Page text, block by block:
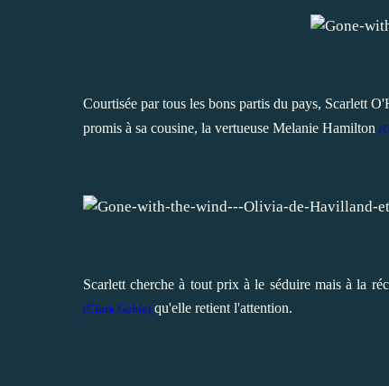
Courtisée par tous les bons partis du pays, Scarlett
promis à sa cousine, la vertueuse Melanie Hamilton (
Scarlett cherche à tout prix à le séduire mais à la
(Clark Gable) qu'elle retient l'attention.